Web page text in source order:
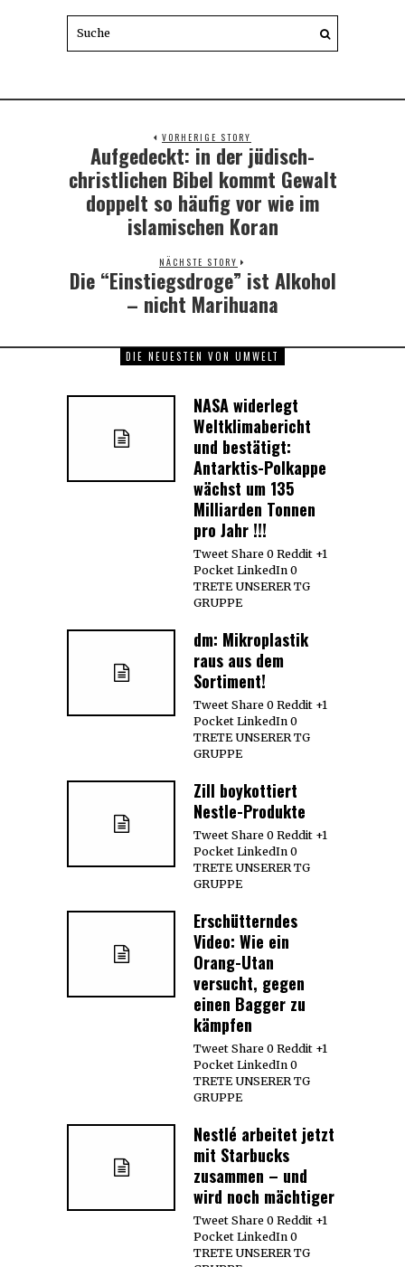
VORHERIGE STORY
Previous
post:
Aufgedeckt: in der jüdisch-
christlichen Bibel kommt Gewalt
doppelt so häufig vor wie im
islamischen Koran
NÄCHSTE STORY
Next
post:
Die “Einstiegsdroge” ist Alkohol
– nicht Marihuana
DIE NEUESTEN VON UMWELT
NASA widerlegt
Weltklimabericht
und bestätigt:
Antarktis-Polkappe
wächst um 135
Milliarden Tonnen
pro Jahr !!!
Tweet Share 0 Reddit +1
Pocket LinkedIn 0
TRETE UNSERER TG
GRUPPE
dm: Mikroplastik
raus aus dem
Sortiment!
Tweet Share 0 Reddit +1
Pocket LinkedIn 0
TRETE UNSERER TG
GRUPPE
Zill boykottiert
Nestle-Produkte
Tweet Share 0 Reddit +1
Pocket LinkedIn 0
TRETE UNSERER TG
GRUPPE
Erschütterndes
Video: Wie ein
Orang-Utan
versucht, gegen
einen Bagger zu
kämpfen
Tweet Share 0 Reddit +1
Pocket LinkedIn 0
TRETE UNSERER TG
GRUPPE
Nestlé arbeitet jetzt
mit Starbucks
zusammen – und
wird noch mächtiger
Tweet Share 0 Reddit +1
Pocket LinkedIn 0
TRETE UNSERER TG